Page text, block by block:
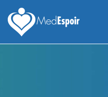
content
Medespoir France
Chirurgie esthetique Tunisie